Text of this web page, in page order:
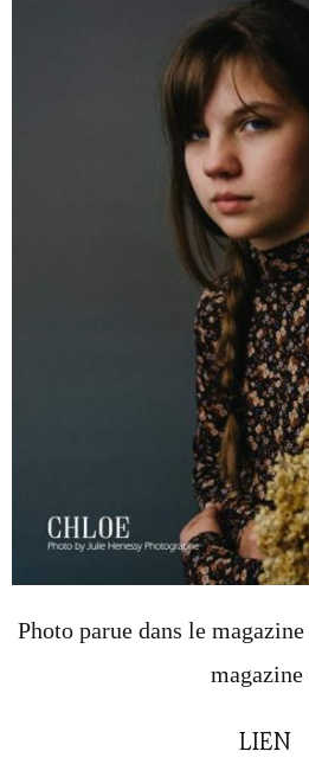
Photo parue dans le
magazine
LIEN